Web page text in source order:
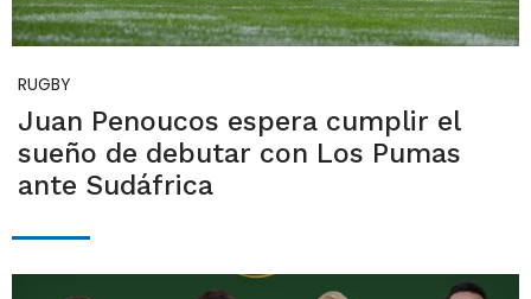
RUGBY
Juan Penoucos espera cumplir el
sueño de debutar con Los Pumas
ante Sudáfrica